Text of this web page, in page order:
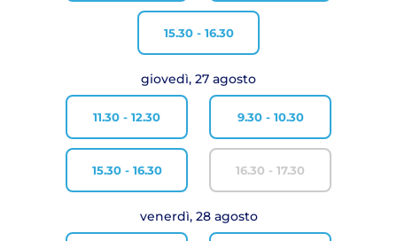
15.30 - 16.30
giovedì, 27 agosto
11.30 - 12.30 9.30 - 10.30
15.30 - 16.30 16.30 - 17.30
venerdì, 28 agosto